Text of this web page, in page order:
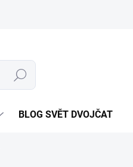
Hledat
BLOG SVĚT DVOJČAT